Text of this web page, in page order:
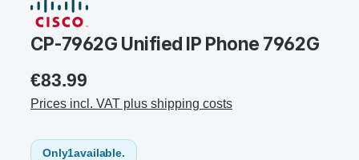
CP-7962G Unified IP Phone 7962G
€83.99
Prices incl. VAT plus shipping costs
Only1available.